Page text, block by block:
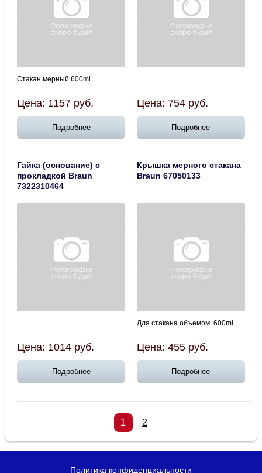
Стакан мерный 600ml
Цена: 1157 руб.
Подробнее
Цена: 754 руб.
Подробнее
Гайка (основание) с
прокладкой Braun
7322310464
Цена: 1014 руб.
Подробнее
Крышка мерного стакана
Braun 67050133
Для стакана объемом: 600ml.
Цена: 455 руб.
Подробнее
1 2
Политика конфиденциальности